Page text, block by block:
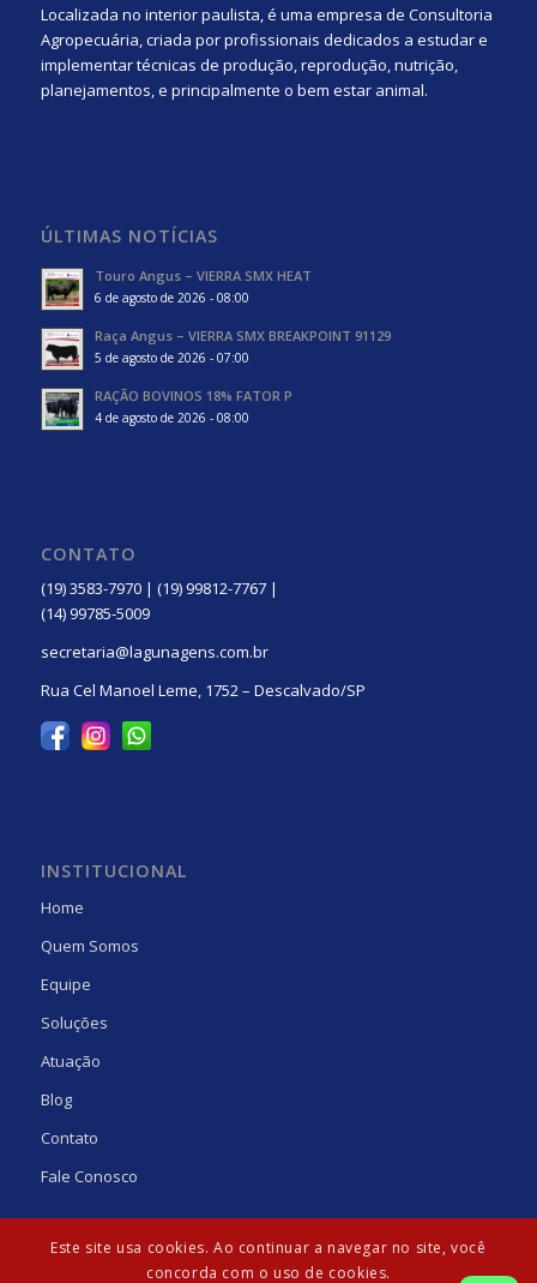
Localizada no interior paulista, é uma empresa de Consultoria
Agropecuária, criada por profissionais dedicados a estudar e
implementar técnicas de produção, reprodução, nutrição,
planejamentos, e principalmente o bem estar animal.
ÚLTIMAS NOTÍCIAS
Touro Angus – VIERRA SMX HEAT
6 de agosto de 2026 - 08:00
Raça Angus – VIERRA SMX BREAKPOINT 91129
5 de agosto de 2026 - 07:00
RAÇÃO BOVINOS 18% FATOR P
4 de agosto de 2026 - 08:00
CONTATO
(19) 3583-7970 | (19) 99812-7767 |
(14) 99785-5009
secretaria@lagunagens.com.br
Rua Cel Manoel Leme, 1752 – Descalvado/SP
INSTITUCIONAL
Home
Quem Somos
Equipe
Soluções
Atuação
Blog
Contato
Fale Conosco
Este site usa cookies. Ao continuar a navegar no site, você
concorda com o uso de cookies.